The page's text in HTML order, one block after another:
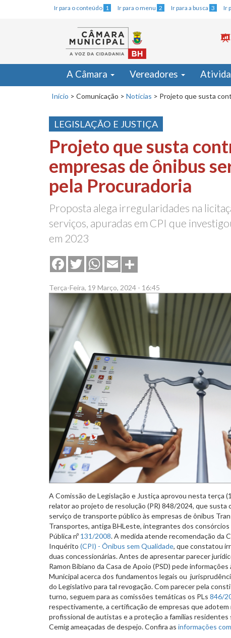
Ir para o conteúdo 1 Ir para o menu 2 Ir para a busca 3 Ir
A Câmara Vereadores
Início > Comunicação > Notícias > Projeto que susta
LEGISLAÇÃO E JUSTIÇA
Projeto que susta
empresas de ônibus
pela Procuradoria
Proposta alega irregularidades na
serviços, apuradas em CPI que
em 2023
FacebookTwitterWhatsApp
Email
Terça-Feira, 19 Março, 2024 - 16:45
A Comissão de Legislação e Justiça aprovou nesta terça
relator ao projeto de resolução (PR) 848/2024, que susta
serviço de transporte público às empresas de ônibus
Transportes, antiga BHLeste, integrantes dos
Pública nº 131/2008. A medida atende recomendação da
Inquérito (CPI) - Ônibus sem Qualidade, que constatou
duas concessionárias. Antes de apresentar parecer
Ramon Bibiano da Casa de Apoio (PSD) pede informações
Municipal acerca dos fundamentos legais ou
do Legislativo para tal revogação. Com parecer pela
turno, seguem para as comissões temáticas os PLs 846/
respectivamente, a certificação de empresas que adotem
profissional de autistas e a proteção a famílias residentes
Cemig ameaçadas de despejo. Confira as informações